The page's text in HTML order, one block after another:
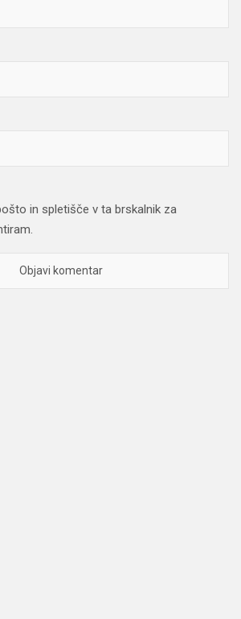
in spletišče v ta brskalnik za